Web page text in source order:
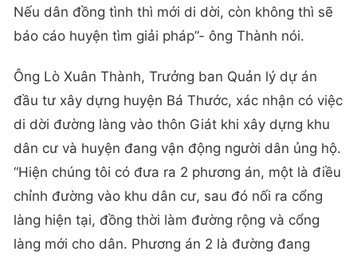
Nếu dân đồng tình thì mới di dời, còn không thì sẽ
báo cáo huyện tìm giải pháp”- ông Thành nói.
Ông Lò Xuân Thành, Trưởng ban Quản lý dự án
đầu tư xây dựng huyện Bá Thước, xác nhận có việc
di dời đường làng vào thôn Giát khi xây dựng khu
dân cư và huyện đang vận động người dân ủng hộ.
“Hiện chúng tôi có đưa ra 2 phương án, một là điều
chỉnh đường vào khu dân cư, sau đó nối ra cổng
làng hiện tại, đồng thời làm đường rộng và cổng
làng mới cho dân. Phương án 2 là đường đang